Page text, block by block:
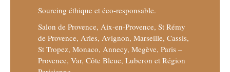
Sourcing éthique et éco-responsable.
Salon de Provence, Aix-en-Provence, St Rémy
de Provence, Arles, Avignon, Marseille, Cassis,
St Tropez, Monaco, Annecy, Megève, Paris –
Provence, Var, Côte Bleue, Luberon et Région